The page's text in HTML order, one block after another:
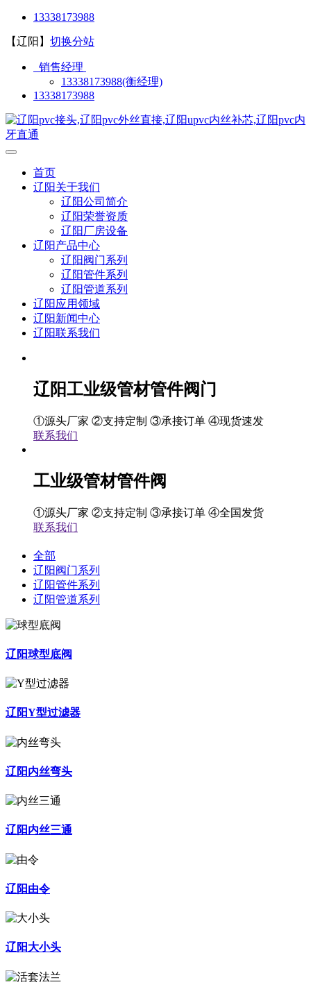
13338173988
【辽阳】 切换分站
销售经理
13338173988(衡经理)
13338173988
首页
辽阳关于我们
辽阳公司简介
辽阳荣誉资质
辽阳厂房设备
辽阳产品中心
辽阳阀门系列
辽阳管件系列
辽阳管道系列
辽阳应用领域
辽阳新闻中心
辽阳联系我们
辽阳工业级管材管件阀门
①源头厂家 ②支持定制 ③承接订单 ④现货速发
联系我们
工业级管材管件阀
①源头厂家 ②支持定制 ③承接订单 ④全国发货
联系我们
全部
辽阳阀门系列
辽阳管件系列
辽阳管道系列
辽阳球型底阀
辽阳Y型过滤器
辽阳内丝弯头
辽阳内丝三通
辽阳由令
辽阳大小头